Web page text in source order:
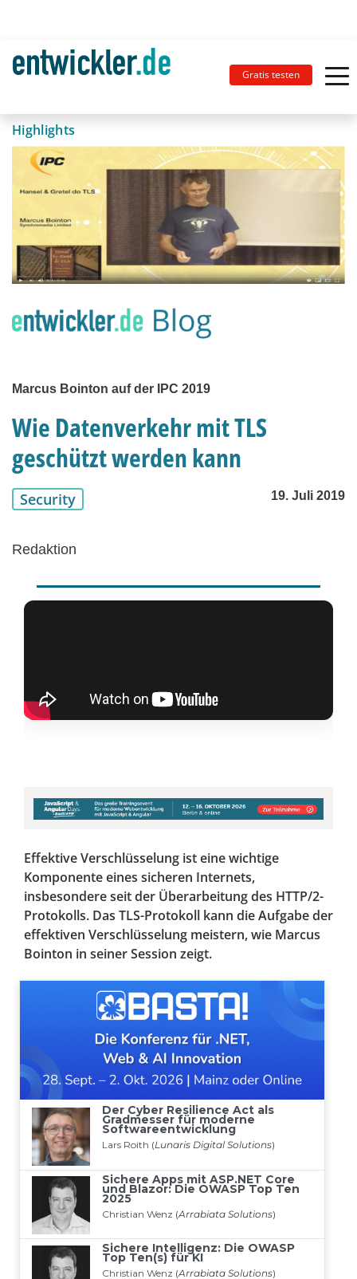
Gratis testen
Highlights
Marcus Bointon auf der IPC 2019
Wie Datenverkehr mit TLS
geschützt werden kann
Security 19. Juli 2019
Redaktion
Effektive Verschlüsselung ist eine wichtige
Komponente eines sicheren Internets,
insbesondere seit der Überarbeitung des HTTP/2-
Protokolls. Das TLS-Protokoll kann die Aufgabe der
effektiven Verschlüsselung meistern, wie Marcus
Bointon in seiner Session zeigt.